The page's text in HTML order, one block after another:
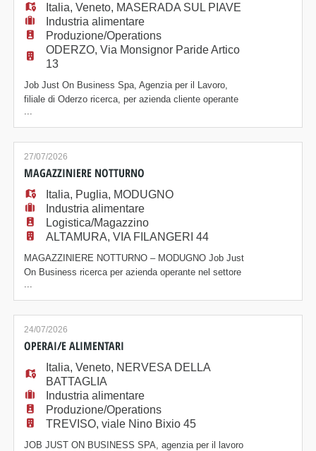
Italia, Veneto, MASERADA SUL PIAVE
Industria alimentare
Produzione/Operations
ODERZO, Via Monsignor Paride Artico
13
Job Just On Business Spa, Agenzia per il Lavoro,
filiale di Oderzo ricerca, per azienda cliente operante
nel settore alimentare, della zona di Maserada sul
Piave (TV): OPERATORE/TRICE ADDETTO/A AL
FORNO La risorsa sarà inserita nella linea di
produzione e si occuperà della gestione e del
monitoraggio delle fasi di cottura, garantendo il rispe
...
27/07/2026
MAGAZZINIERE NOTTURNO
Italia, Puglia, MODUGNO
Industria alimentare
Logistica/Magazzino
ALTAMURA, VIA FILANGERI 44
MAGAZZINIERE NOTTURNO – MODUGNO Job Just
On Business ricerca per azienda operante nel settore
della distribuzione Food & Beverage ,un Magazziniere
Notturno per attività operativa di magazzino. 📍 Sede
di lavoro: Modugno 🕒 Orario: dal lunedì al venerdì,
turno notturno 22:00 – 06:00, lavoro stagionale Attività
previste: - Preparazione ordini - Uti
...
24/07/2026
OPERAI/E ALIMENTARI
Italia, Veneto, NERVESA DELLA
BATTAGLIA
Industria alimentare
Produzione/Operations
TREVISO, viale Nino Bixio 45
JOB JUST ON BUSINESS SPA, agenzia per il lavoro